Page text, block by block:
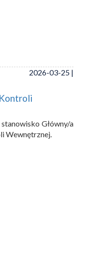
2026-03-25 |
Główny/a
Wewnętrznej.